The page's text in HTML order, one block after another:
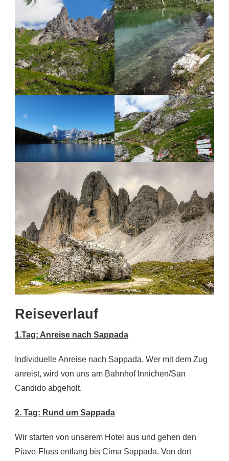
Reiseverlauf
1.Tag: Anreise nach Sappada
Individuelle Anreise nach Sappada. Wer mit dem Zug
anreist, wird von uns am Bahnhof Innichen/San
Candido abgeholt.
2. Tag: Rund um Sappada
Wir starten von unserem Hotel aus und gehen den
Piave-Fluss entlang bis Cima Sappada. Von dort